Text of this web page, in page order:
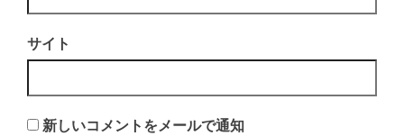
サイト
新しいコメントをメールで通知